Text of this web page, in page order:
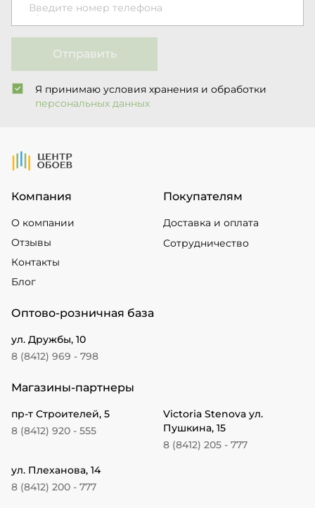
Введите номер телефона
Отправить
Я принимаю условия хранения и обработки
персональных данных
На Главную
Компания
О компании
Отзывы
Контакты
Блог
Покупателям
Доставка и оплата
Сотрудничество
Оптово-розничная база
ул. Дружбы, 10
8 (8412) 969 - 798
Магазины-партнеры
пр-т Строителей, 5
8 (8412) 920 - 555
Victoria Stenova ул.
Пушкина, 15
8 (8412) 205 - 777
ул. Плеханова, 14
8 (8412) 200 - 777